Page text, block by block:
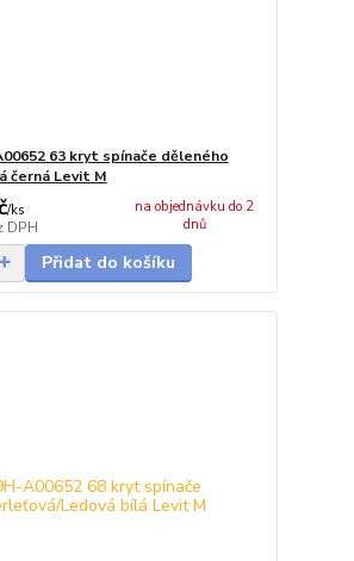
63 kryt spínače děleného
černá Levit M
/ks
DPH
na objednávku do 2
dnů
Přidat do košíku